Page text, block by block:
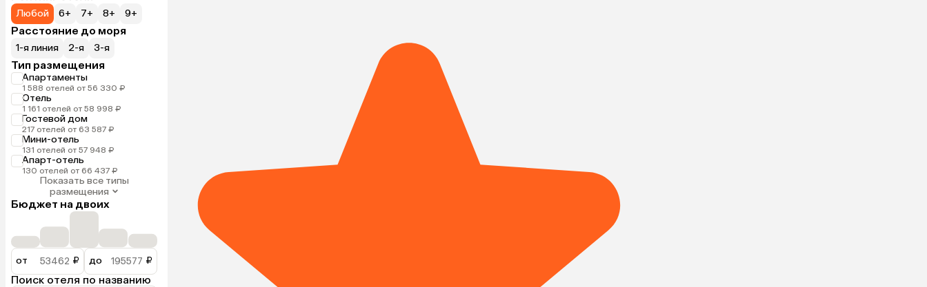
Любой 6+ 7+ 8+ 9+
Расстояние до моря
1-я линия 2-я 3-я
Тип размещения
Апартаменты
1 588 отелей от 56 330 ₽
Отель
1 161 отелей от 58 998 ₽
Гостевой дом
217 отелей от 63 587 ₽
Мини-отель
131 отелей от 57 948 ₽
Апарт-отель
130 отелей от 66 437 ₽
Показать все типы
размещения
Бюджет на двоих
от ₽ до ₽
Поиск отеля по названию